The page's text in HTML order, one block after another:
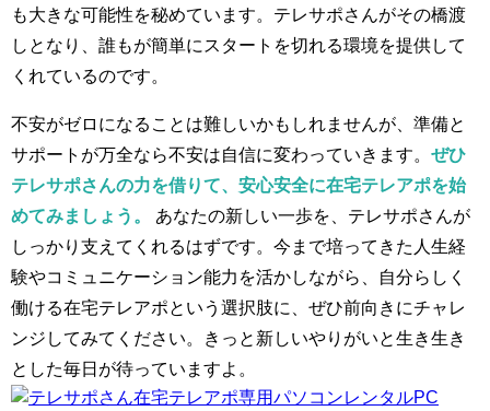
も大きな可能性を秘めています。テレサポさんがその橋渡
しとなり、誰もが簡単にスタートを切れる環境を提供して
くれているのです。
不安がゼロになることは難しいかもしれませんが、準備と
サポートが万全なら不安は自信に変わっていきます。 ぜひ
テレサポさんの力を借りて、安心安全に在宅テレアポを始
めてみましょう。
あなたの新しい一歩を、テレサポさんが
しっかり支えてくれるはずです。今まで培ってきた人生経
験やコミュニケーション能力を活かしながら、自分らしく
働ける在宅テレアポという選択肢に、ぜひ前向きにチャレ
ンジしてみてください。きっと新しいやりがいと生き生き
とした毎日が待っていますよ。